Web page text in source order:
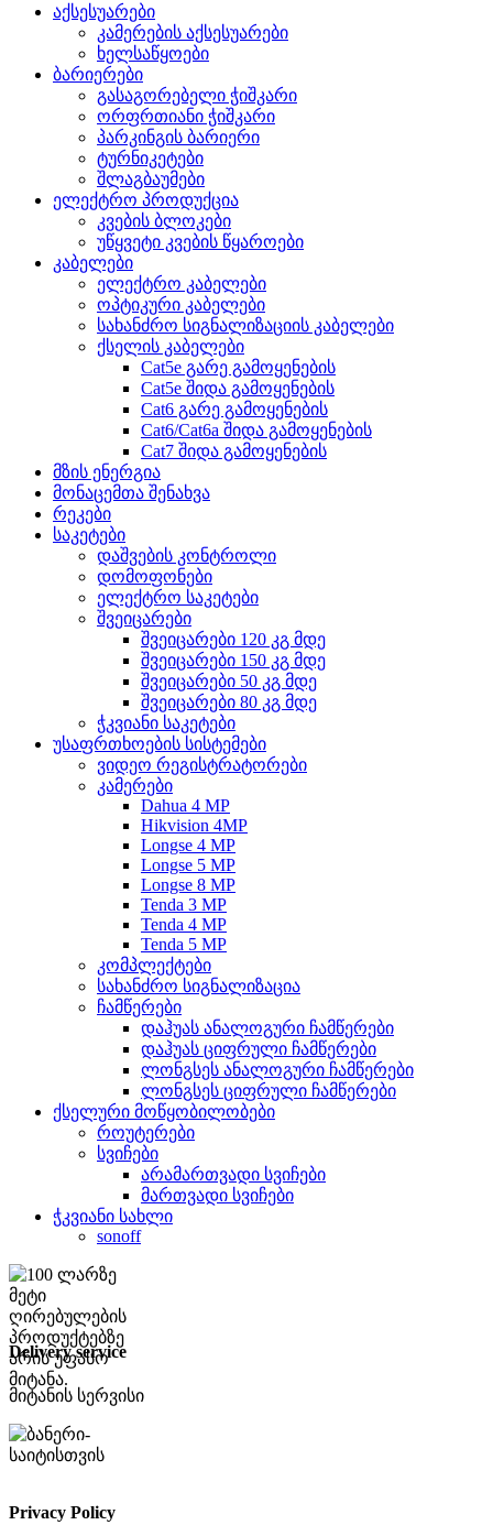
აქსესუარები
კამერების აქსესუარები
ხელსაწყოები
ბარიერები
გასაგორებელი ჭიშკარი
ორფრთიანი ჭიშკარი
პარკინგის ბარიერი
ტურნიკეტები
შლაგბაუმები
ელექტრო პროდუქცია
კვების ბლოკები
უწყვეტი კვების წყაროები
კაბელები
ელექტრო კაბელები
ოპტიკური კაბელები
სახანძრო სიგნალიზაციის კაბელები
ქსელის კაბელები
Cat5e გარე გამოყენების
Cat5e შიდა გამოყენების
Cat6 გარე გამოყენების
Cat6/Cat6a შიდა გამოყენების
Cat7 შიდა გამოყენების
მზის ენერგია
მონაცემთა შენახვა
რეკები
საკეტები
დაშვების კონტროლი
დომოფონები
ელექტრო საკეტები
შვეიცარები
შვეიცარები 120 კგ მდე
შვეიცარები 150 კგ მდე
შვეიცარები 50 კგ მდე
შვეიცარები 80 კგ მდე
ჭკვიანი საკეტები
უსაფრთხოების სისტემები
ვიდეო რეგისტრატორები
კამერები
Dahua 4 MP
Hikvision 4MP
Longse 4 MP
Longse 5 MP
Longse 8 MP
Tenda 3 MP
Tenda 4 MP
Tenda 5 MP
კომპლექტები
სახანძრო სიგნალიზაცია
ჩამწერები
დაჰუას ანალოგური ჩამწერები
დაჰუას ციფრული ჩამწერები
ლონგსეს ანალოგური ჩამწერები
ლონგსეს ციფრული ჩამწერები
ქსელური მოწყობილობები
როუტერები
სვიჩები
არამართვადი სვიჩები
მართვადი სვიჩები
ჭკვიანი სახლი
sonoff
Delivery service
მიტანის სერვისი
Privacy Policy